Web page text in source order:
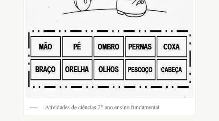
Atividades de ciências 2° ano ensino fundamental